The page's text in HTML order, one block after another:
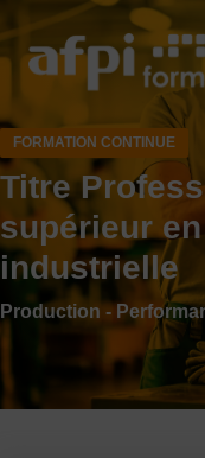
contenu
FORMATION CONTINUE
Titre
supérieur
industrielle
Production -